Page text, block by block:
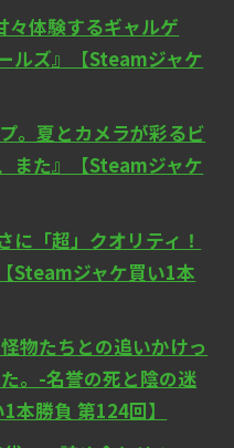
々体験するギャルゲ
ルズ』【Steamジャケ
。夏とカメラが彩るビ
また』【Steamジャケ
に「超」クオリティ！
Steamジャケ買い1本
物たちとの追いかけっ
。-名誉の死と陰の迷
本勝負 第124回】